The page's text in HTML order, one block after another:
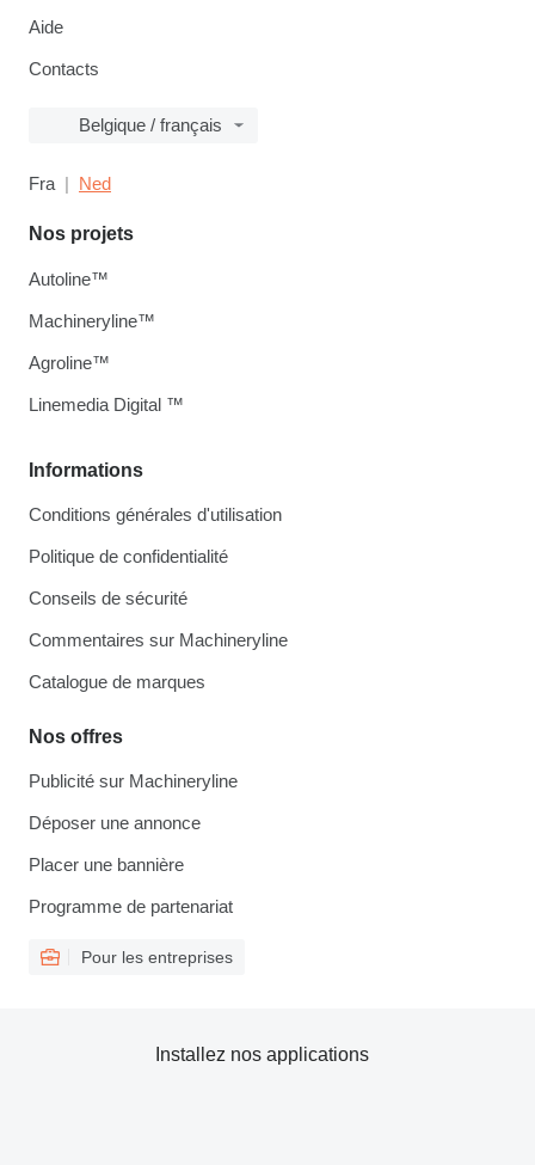
Aide
Contacts
Belgique / français
Fra Ned
Informations
Conditions générales d'utilisation
Politique de confidentialité
Conseils de sécurité
Commentaires sur Machineryline
Catalogue de marques
Nos offres
Publicité sur Machineryline
Déposer une annonce
Placer une bannière
Programme de partenariat
Pour les entreprises
Nos projets
Autoline™
Machineryline™
Agroline™
Linemedia Digital ™
Installez nos applications